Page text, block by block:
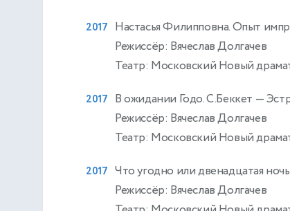
2017 Настасья Филипповна. Опыт
Режиссёр: Вячеслав Долгачев
Театр: Московский Новый
2017 В ожидании Годо. С.Беккет —
Режиссёр: Вячеслав Долгачев
Театр: Московский Новый
2017 Что угодно или двенадцатая
Режиссёр: Вячеслав Долгачев